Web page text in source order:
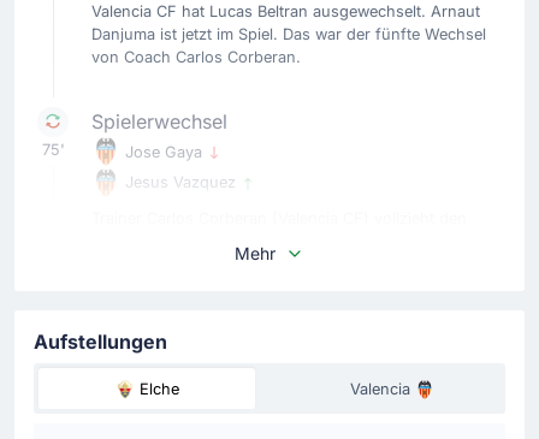
Valencia CF hat Lucas Beltran ausgewechselt. Arnaut
Danjuma ist jetzt im Spiel. Das war der fünfte Wechsel
von Coach Carlos Corberan.
75'
Spielerwechsel
Jose Gaya
Jesus Vazquez
75'
Eray Cömert
Spielerwechsel bei den auswärtsmannschaft: Pepelu
Mehr
Aufstellungen
Elche Valencia